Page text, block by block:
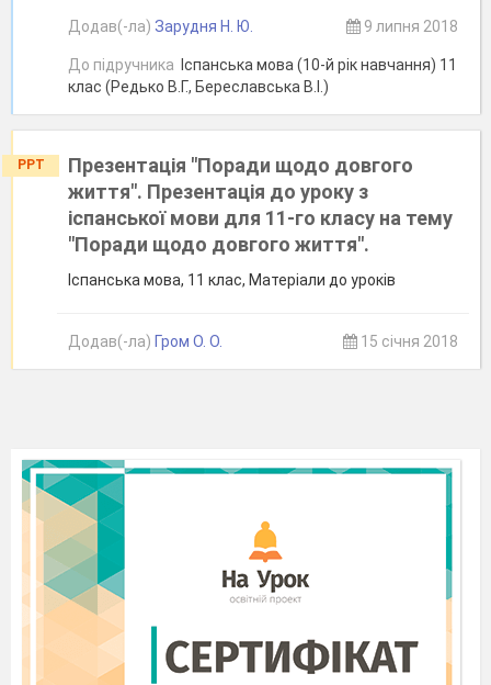
Додав(-ла) Зарудня Н. Ю. 9 липня 2018
До підручника
Іспанська мова (10-й рік навчання) 11
клас (Редько В.Г., Береславська В.І.)
PPT
Презентація "Поради щодо довгого
життя". Презентація до уроку з
іспанської мови для 11-го класу на тему
"Поради щодо довгого життя".
Іспанська мова, 11 клас, Матеріали до уроків
Додав(-ла) Гром О. О. 15 січня 2018